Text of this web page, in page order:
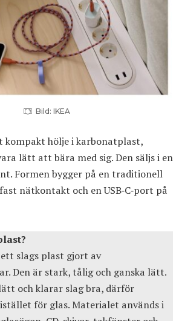
Bild: IKEA
kompakt hölje i karbonatplast,
lätt att bära med sig. Den säljs i en
Formen bygger på en traditionell
nätkontakt och en USB‑C‑port på
slags plast gjort av
Den är stark, tålig och ganska lätt.
och klarar slag bra, därför
för glas. Materialet används i